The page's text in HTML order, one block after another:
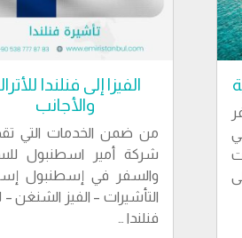
الفيزا إلى فنلندا
والأجانب
من ضمن الخدمات التي
شركة أمير اسطنبول
والسفر في إسطنبول
التأشيرات – الفيز الشنغن –
فنلندا …